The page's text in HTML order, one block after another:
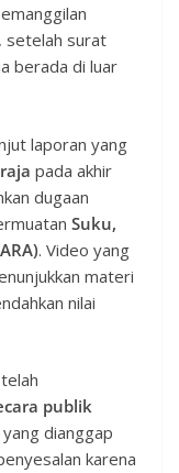
setelah surat
berada di luar
laporan yang
pada akhir
dugaan
Suku,
. Video yang
materi
nilai
publik
dianggap
karena